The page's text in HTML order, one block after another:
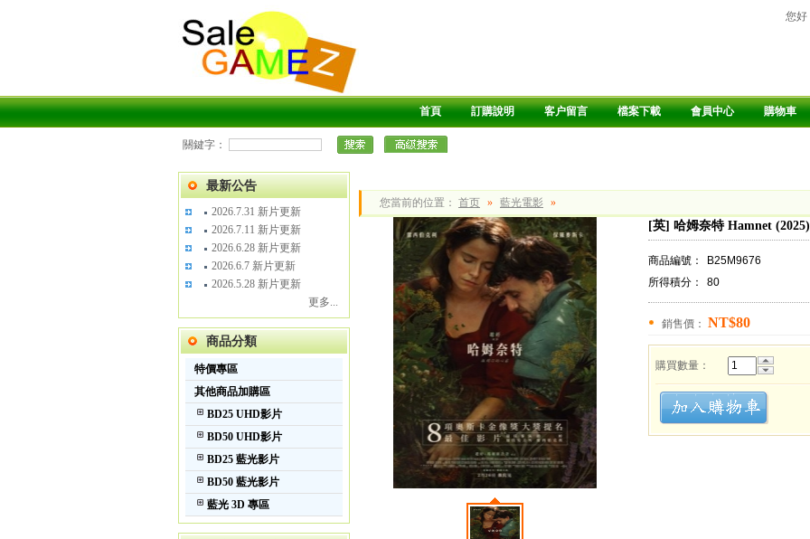
您好
首頁 訂購說明 客户留言 檔案下載 會員中心 購物車
關鍵字：
最新公告
2026.7.31 新片更新
2026.7.11 新片更新
2026.6.28 新片更新
2026.6.7 新片更新
2026.5.28 新片更新
更多...
商品分類
特價專區
其他商品加購區
BD25 UHD影片
BD50 UHD影片
BD25 藍光影片
BD50 藍光影片
藍光 3D 專區
您當前的位置： 首页 » 藍光電影 »
[英] 哈姆奈特 Hamnet (2025)
商品編號： B25M9676
所得積分：
80
銷售價： NT$80
購買數量：